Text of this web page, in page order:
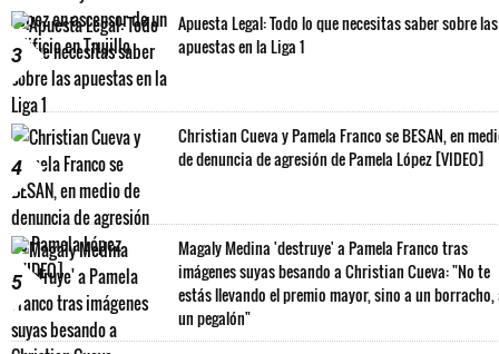
3
Apuesta Legal: Todo lo que necesitas saber sobre las
apuestas en la Liga 1
4
Christian Cueva y Pamela Franco se BESAN, en
de denuncia de agresión de Pamela López [VIDEO]
5
Magaly Medina 'destruye' a Pamela Franco tras
imágenes suyas besando a Christian Cueva: "No te
estás llevando el premio mayor, sino a un borracho,
un pegalón"